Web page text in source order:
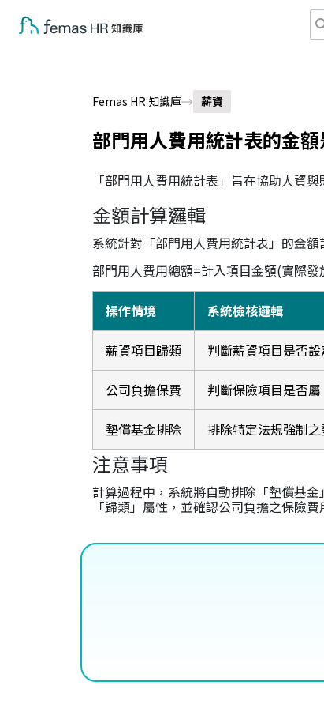
Femas HR 知識庫 薪資
部門用人費用統計表的金
「部門用人費用統計表」旨在協助人資
金額計算邏輯
系統針對「部門用人費用統計表」的金
部門用人費用總額=計入項目金額(實際發
操作情境 系統檢核邏輯
薪資項目歸類 判斷薪資項目是否設
公司負擔保費 判斷保險項目是否屬
墊償基金排除 排除特定法規強制
注意事項
計算過程中，系統將自動排除「墊償基
「歸類」屬性，並確認公司負擔之保險